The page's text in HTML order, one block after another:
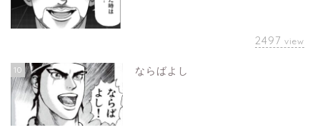
2497 view
10 ならばよし